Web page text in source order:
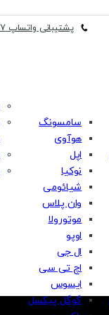
پشتیبانی واتساپ 24/7
سامسونگ
هوآوی
اپل
نوکیا
شیائومی
وان پلاس
موتورولا
اوپو
ال جی
اچ تی سی
ایسوس
گوگل پیکسل